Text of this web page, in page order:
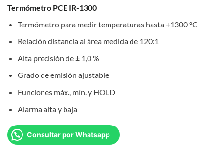
Termómetro PCE IR-1300
Termómetro para medir temperaturas hasta +1300 ºC
Relación distancia al área medida de 120:1
Alta precisión de ± 1,0 %
Grado de emisión ajustable
Funciones máx., mín. y HOLD
Alarma alta y baja
Consultar por Whatsapp